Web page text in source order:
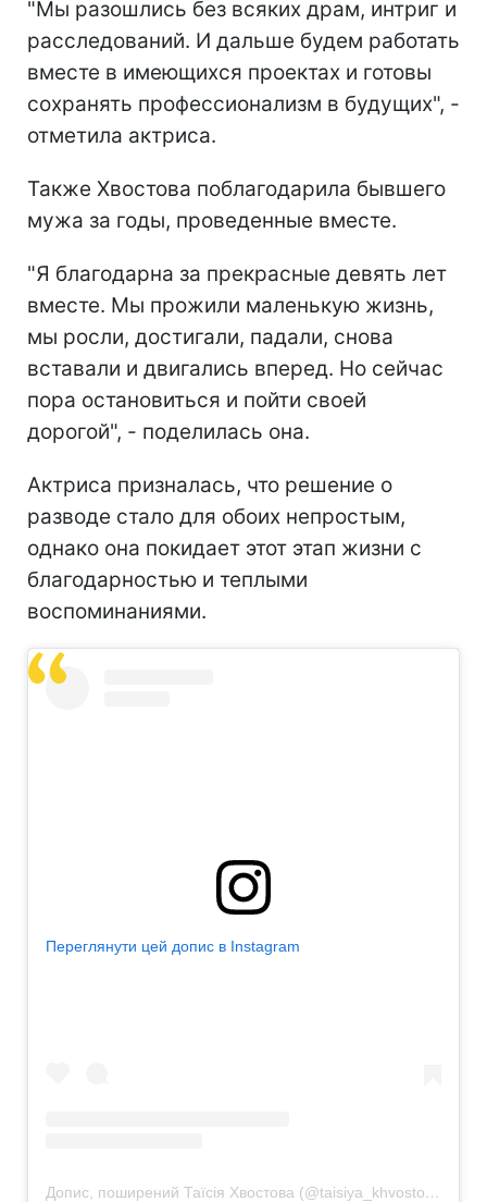
"Мы разошлись без всяких драм, интриг и
расследований. И дальше будем работать
вместе в имеющихся проектах и готовы
сохранять профессионализм в будущих", -
отметила актриса.
Также Хвостова поблагодарила бывшего
мужа за годы, проведенные вместе.
"Я благодарна за прекрасные девять лет
вместе. Мы прожили маленькую жизнь,
мы росли, достигали, падали, снова
вставали и двигались вперед. Но сейчас
пора остановиться и пойти своей
дорогой", - поделилась она.
Актриса призналась, что решение о
разводе стало для обоих непростым,
однако она покидает этот этап жизни с
благодарностью и теплыми
воспоминаниями.
Переглянути цей допис в Instagram
Допис, поширений Таїсія Хвостова (@taisiya_khvostova)